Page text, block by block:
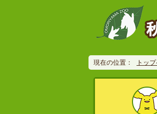
現在の位置： トッ